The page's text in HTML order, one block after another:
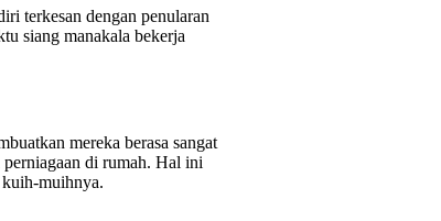
terkesan dengan penularan
siang manakala bekerja
mereka berasa sangat
di rumah. Hal ini
kuih-muihnya.